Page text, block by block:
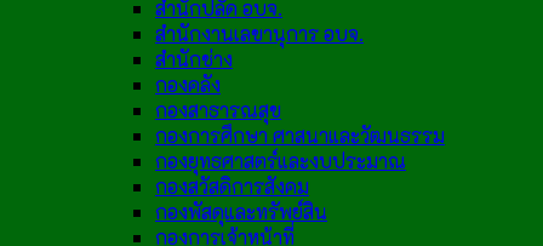
สำนักปลัด อบจ.
สำนักงานเลขานุการ อบจ.
สำนักช่าง
กองคลัง
กองสาธารณสุข
กองการศึกษา ศาสนาและวัฒนธรรม
กองยุทธศาสตร์และงบประมาณ
กองสวัสดิการสังคม
กองพัสดุและทรัพย์สิน
กองการเจ้าหน้าที่